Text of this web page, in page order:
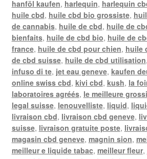
hanföl kaufen, harlequin, harlequin
huile cbd, huile cbd bio grossiste,
de cannabis, huile de cbd, huile de
bienfaits, huile de cbd bio, huile de
france, huile de cbd pour chien, huile
de cbd suisse, huile de cbd utilisation,
infuso di te, jet eau geneve, kaufen
online swiss cbd, kivi cbd, kush, la
laboratoires agréés, le meilleure
legal suisse, lenouvelliste, liquid,
livraison cbd, livraison cbd geneve,
suisse, livraison gratuite poste,
magasin cbd geneve, magnin sion,
meilleur e liquide tabac, meilleur fleur,